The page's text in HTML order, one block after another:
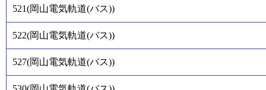
521(岡山電気軌道(バス))
522(岡山電気軌道(バス))
527(岡山電気軌道(バス))